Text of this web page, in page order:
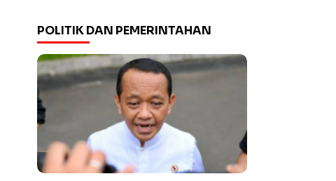
POLITIK DAN PEMERINTAHAN